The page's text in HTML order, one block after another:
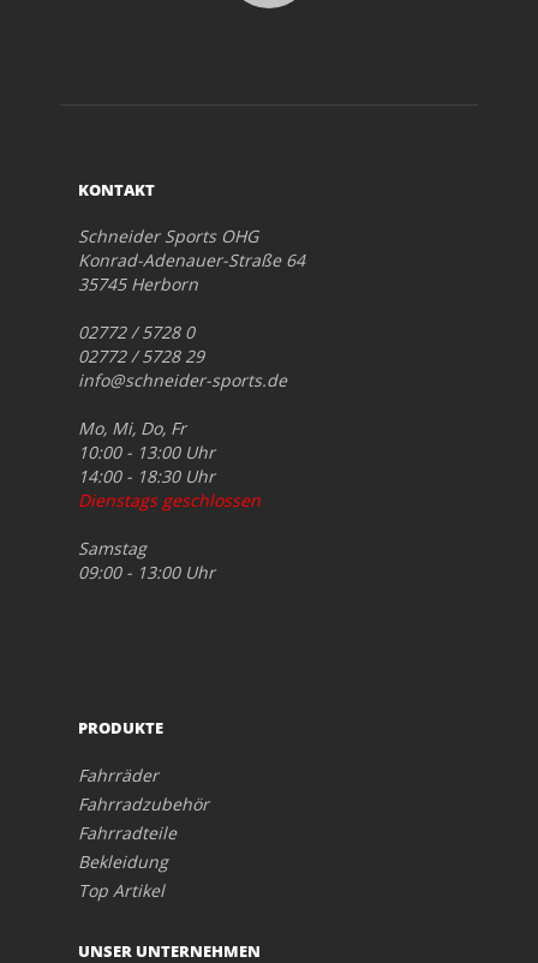
KONTAKT
Schneider Sports OHG
Konrad-Adenauer-Straße 64
35745 Herborn
02772 / 5728 0
02772 / 5728 29
info@schneider-sports.de
Mo, Mi, Do, Fr
10:00 - 13:00 Uhr
14:00 - 18:30 Uhr
Dienstags geschlossen
Samstag
09:00 - 13:00 Uhr
PRODUKTE
Fahrräder
Fahrradzubehör
Fahrradteile
Bekleidung
Top Artikel
UNSER UNTERNEHMEN